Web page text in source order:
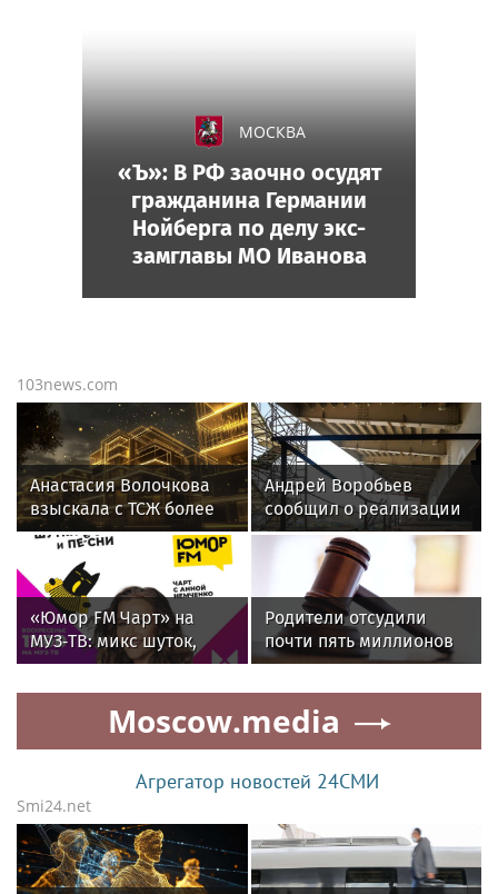
103news.com
Анастасия Волочкова
взыскала с ТСЖ более
5,2 млн рублей за
затопление
Андрей Воробьев
сообщил о реализации
80 крупных дорожных
проектов в
Подмосковье
«Юмор FM Чарт» на
МУЗ‑ТВ: микс шуток,
песен и позитива
Родители отсудили
почти пять миллионов
рублей у детсада в
Новой Москве
Moscow.media
Агрегатор новостей 24СМИ
Smi24.net
МОСКВА
«Ъ»: В РФ заочно осудят
гражданина Германии
Нойберга по делу экс-
замглавы МО Иванова